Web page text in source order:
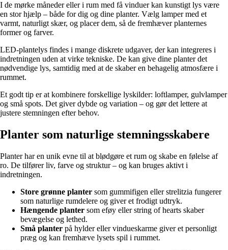
I de mørke måneder eller i rum med få vinduer kan kunstigt lys være
en stor hjælp – både for dig og dine planter. Vælg lamper med et
varmt, naturligt skær, og placer dem, så de fremhæver planternes
former og farver.
LED-plantelys findes i mange diskrete udgaver, der kan integreres i
indretningen uden at virke tekniske. De kan give dine planter det
nødvendige lys, samtidig med at de skaber en behagelig atmosfære i
rummet.
Et godt tip er at kombinere forskellige lyskilder: loftlamper, gulvlamper
og små spots. Det giver dybde og variation – og gør det lettere at
justere stemningen efter behov.
Planter som naturlige stemningsskabere
Planter har en unik evne til at blødgøre et rum og skabe en følelse af
ro. De tilfører liv, farve og struktur – og kan bruges aktivt i
indretningen.
Store grønne planter som gummifigen eller strelitzia fungerer
som naturlige rumdelere og giver et frodigt udtryk.
Hængende planter som eføy eller string of hearts skaber
bevægelse og lethed.
Små planter på hylder eller vindueskarme giver et personligt
præg og kan fremhæve lysets spil i rummet.